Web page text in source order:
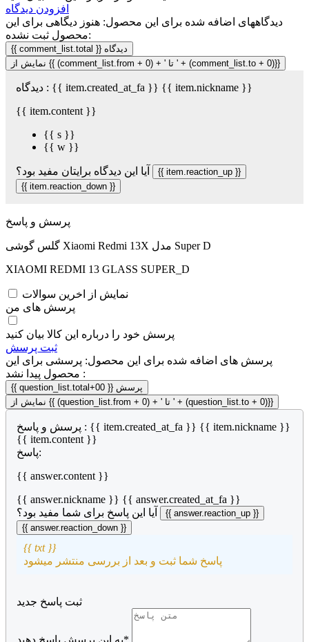
افزودن دیدگاه
دیدگاههای اضافه شده برای این محصول: هنوز دیگاهی برای این
محصول ثبت نشده:
{{ comment_list.total }} دیدگاه
نمایش از {{ (comment_list.from + 0) + ' تا ' + (comment_list.to + 0)}}
دیدگاه : {{ item.created_at_fa }} {{ item.nickname }}
{{ item.content }}
{{ s }}
{{ w }}
آیا این دیدگاه برایتان مفید بود؟
{{ item.reaction_up }}
{{ item.reaction_down }}
پرسش و پاسخ
گلس گوشی Xiaomi Redmi 13X مدل Super D
XIAOMI REDMI 13 GLASS SUPER_D
نمایش از اخرین سوالات
پرسش های من
پرسش خود را درباره این کالا بیان کنید
ثبت پرسش
پرسش های اضافه شده برای این محصول: پرسشی برای این
محصول پیدا نشد :
{{ question_list.total+00 }} پرسش
نمایش از {{ (question_list.from + 0) + ' تا ' + (question_list.to + 0)}}
پرسش و پاسخ : {{ item.created_at_fa }} {{ item.nickname }}
{{ item.content }}
پاسخ:
{{ answer.content }}
{{ answer.nickname }} {{ answer.created_at_fa }}
آیا این پاسخ برای شما مفید بود؟
{{ answer.reaction_up }}
{{ answer.reaction_down }}
{{ txt }}
پاسخ شما ثبت و بعد از بررسی منتشر میشود
ثبت پاسخ جدید
به این پرسش پاسخ دهید*